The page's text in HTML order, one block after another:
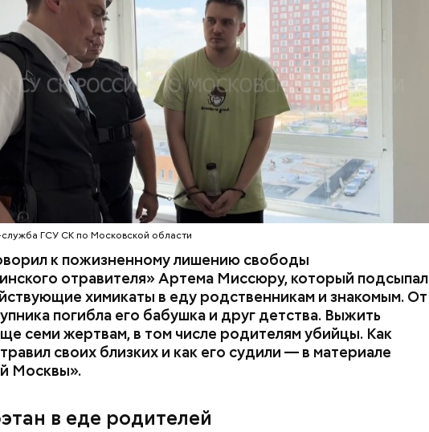
ГСУ СК по Московской области
к пожизненному лишению свободы
отравителя» Артема Миссюру, который подсыпал
химикаты в еду родственникам и знакомым. От
погибла его бабушка и друг детства. Выжить
семи жертвам, в том числе родителям убийцы. Как
своих близких и как его судили — в материале
Москвы».
в еде родителей
на экспертизу. В них специалисты обнаружили
химикат дихлорэтан, который не мог попасть в
супругов случайно. То же самое вещество нашли в еде,
квартиры пострадавших.
КОМИТЕТ
ЭКСПЕРТИЗЫ
факту СК возбудилуголовное делопо двум статьям:
и «Незаконный оборот оружия». Расследование
делавзял на контроль